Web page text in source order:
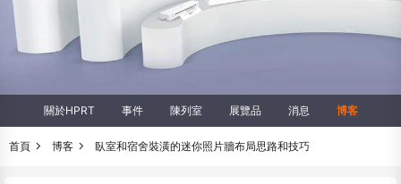
關於HPRT 事件 陳列室 展覽品 消息 博客
首頁 博客 臥室和宿舍裝潢的迷你照片牆布局思路和技巧